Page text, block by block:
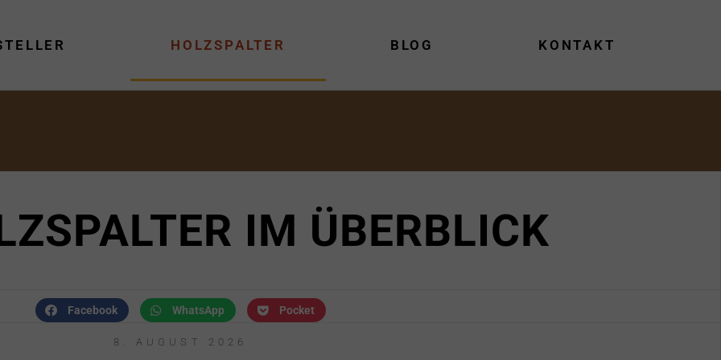
HOLZSPALTER BLOG KONTAKT
IM ÜBERBLICK
Facebook WhatsApp Pocket
8. AUGUST 2026